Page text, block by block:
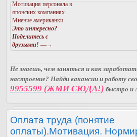
Мотивация персонала в
японских компаниях.
Мнение американки.
Это интересно?
Поделитесь с
друзьями! —→
Не знаешь, чем заняться и как
настроение? Найди вакансии и работу
9955599 (ЖМИ СЮДА!) быстро и
Оплата труда (понятие
оплаты).Мотивация.